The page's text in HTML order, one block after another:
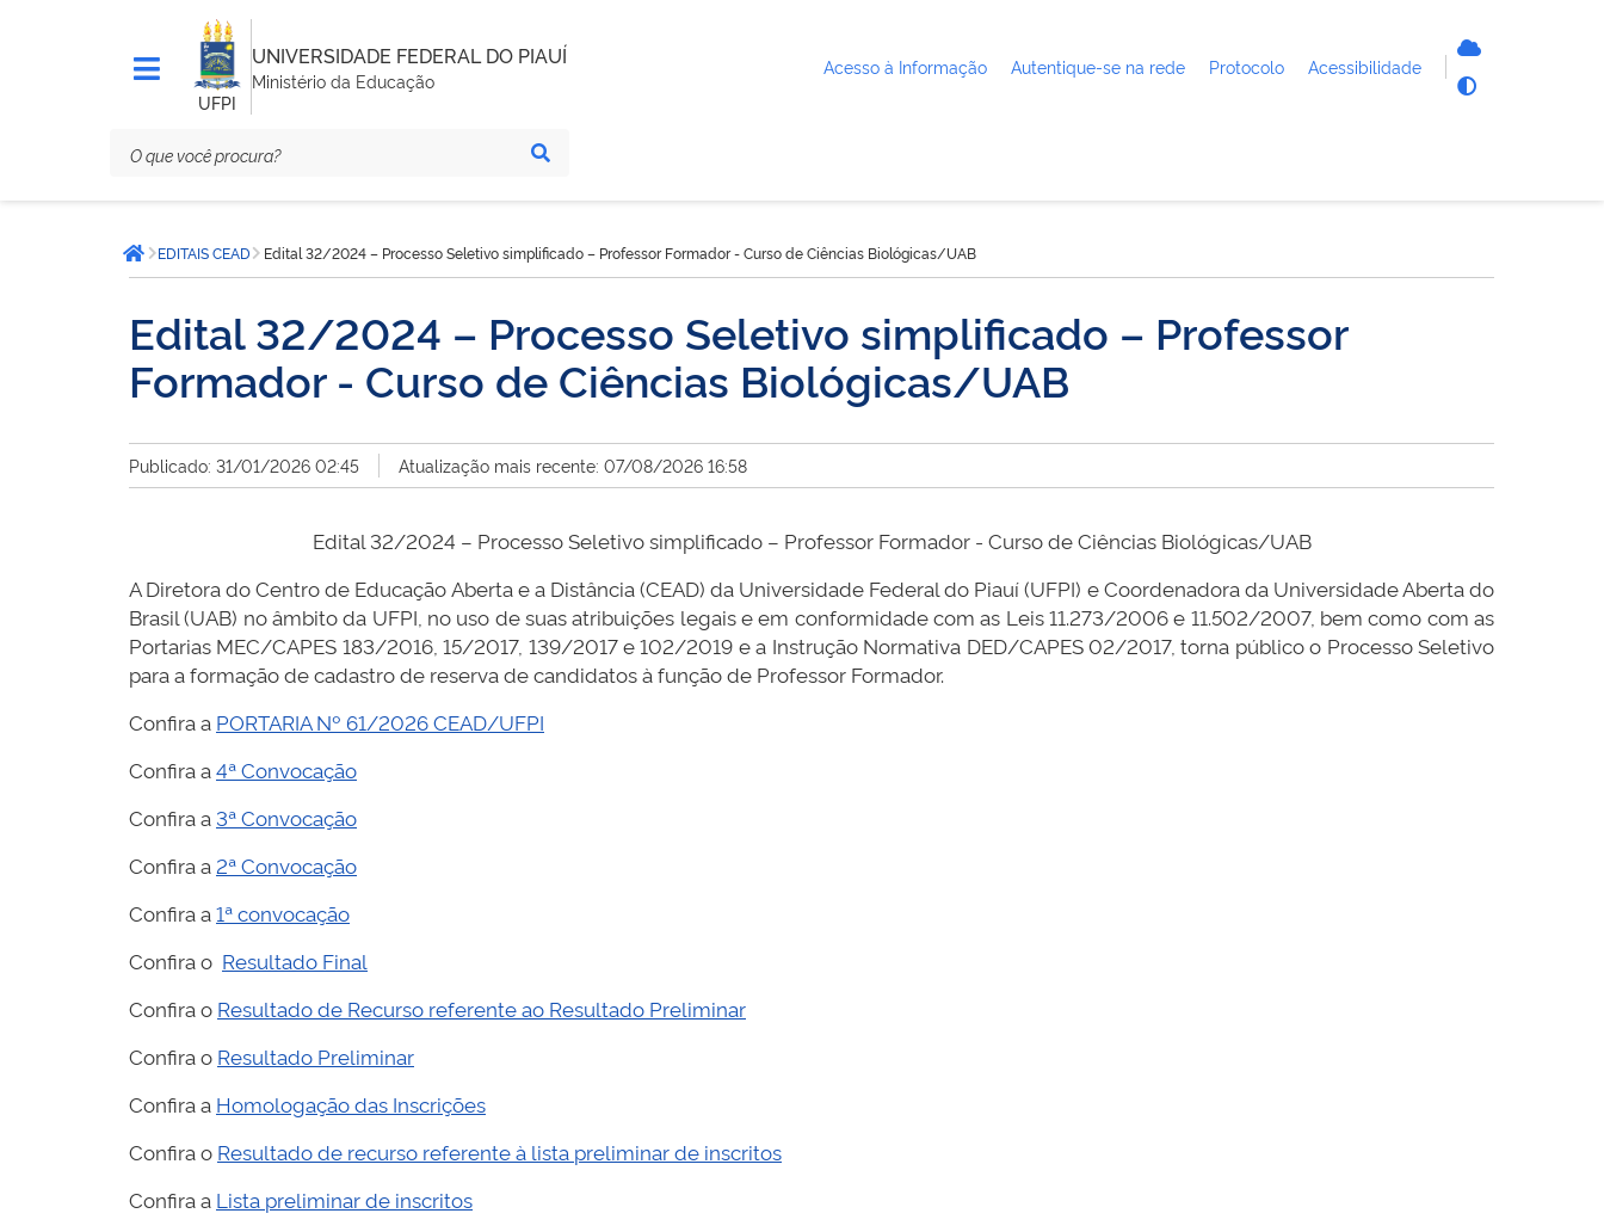
UFPI
UNIVERSIDADE FEDERAL DO PIAUÍ
Ministério da Educação
Acesso à Informação Autentique-se na rede Protocolo Acessibilidade
está
aqui:Página inicial
EDITAIS CEAD Edital 32/2024 – Processo Seletivo simplificado – Professor Formador - Curso de Ciências Biológicas/UAB
Edital 32/2024 – Processo Seletivo simplificado – Professor
Formador - Curso de Ciências Biológicas/UAB
Publicado: 31/01/2026 02:45 Atualização mais recente: 07/08/2026 16:58
Edital 32/2024 – Processo Seletivo simplificado – Professor Formador - Curso de Ciências Biológicas/UAB
A Diretora do Centro de Educação Aberta e a Distância (CEAD) da Universidade Federal do Piauí (UFPI) e Coordenadora da Universidade Aberta do
Brasil (UAB) no âmbito da UFPI, no uso de suas atribuições legais e em conformidade com as Leis 11.273/2006 e 11.502/2007, bem como com as
Portarias MEC/CAPES 183/2016, 15/2017, 139/2017 e 102/2019 e a Instrução Normativa DED/CAPES 02/2017, torna público o Processo Seletivo
para a formação de cadastro de reserva de candidatos à função de Professor Formador.
Confira a PORTARIA Nº 61/2026 CEAD/UFPI
Confira a4ª Convocação
Confira a 3ª Convocação
Confira a 2ª Convocação
Confira a1ª convocação
Confira o Resultado Final
Confira o Resultado de Recurso referente ao Resultado Preliminar
Confira o Resultado Preliminar
Confira a Homologação das Inscrições
Confira o Resultado de recurso referente à lista preliminar de inscritos
Confira a Lista preliminar de inscritos